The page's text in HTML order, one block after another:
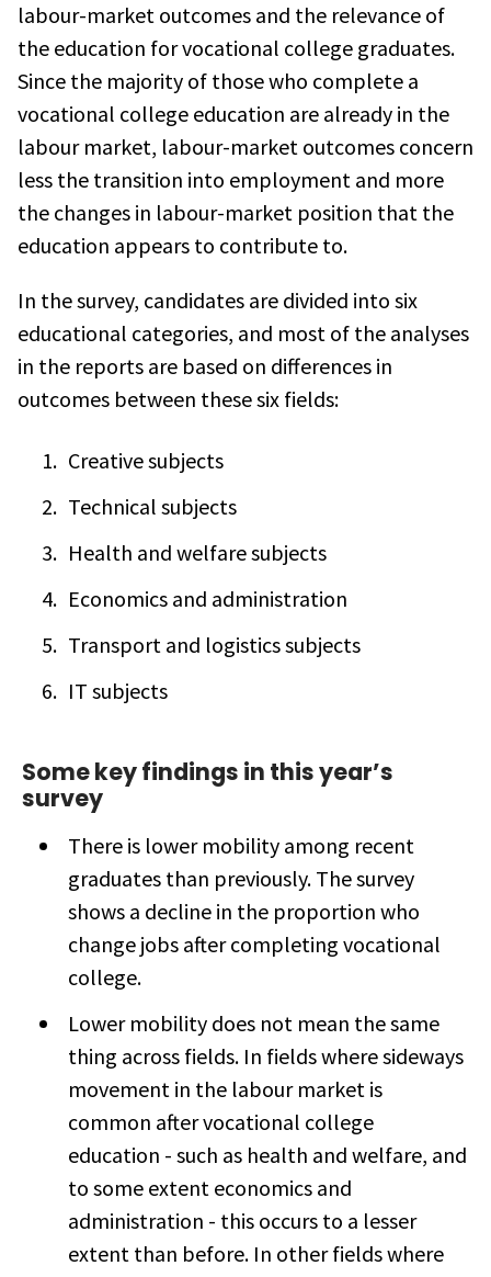
labour-market outcomes and the relevance of
the education for vocational college graduates.
Since the majority of those who complete a
vocational college education are already in the
labour market, labour-market outcomes concern
less the transition into employment and more
the changes in labour-market position that the
education appears to contribute to.
In the survey, candidates are divided into six
educational categories, and most of the analyses
in the reports are based on differences in
outcomes between these six fields:
Creative subjects
Technical subjects
Health and welfare subjects
Economics and administration
Transport and logistics subjects
IT subjects
Some key findings in this year’s
survey
There is lower mobility among recent
graduates than previously. The survey
shows a decline in the proportion who
change jobs after completing vocational
college.
Lower mobility does not mean the same
thing across fields. In fields where sideways
movement in the labour market is
common after vocational college
education - such as health and welfare, and
to some extent economics and
administration - this occurs to a lesser
extent than before. In other fields where